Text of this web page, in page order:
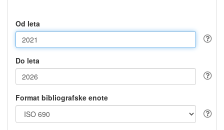
Od leta
Do leta
Format bibliografske enote